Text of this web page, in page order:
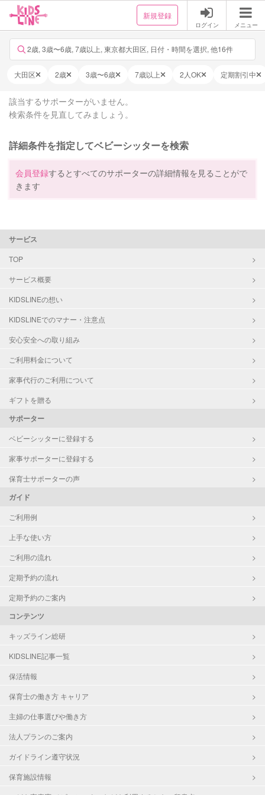
新規登録
ログイン メニュー
2歳, 3歳〜6歳, 7歳以上, 東京都大田区, 日付・時間を選択, 他16件
大田区 2歳 3歳〜6歳 7歳以上 2人OK 定期割引中
該当するサポーターがいません。
検索条件を見直してみましょう。
詳細条件を指定してベビーシッターを検索
会員登録するとすべてのサポーターの詳細情報を見ることがで
きます
サービス
TOP
サービス概要
KIDSLINEの想い
KIDSLINEでのマナー・注意点
安心安全への取り組み
ご利用料金について
家事代行のご利用について
ギフトを贈る
サポーター
ベビーシッターに登録する
家事サポーターに登録する
保育士サポーターの声
ガイド
ご利用例
上手な使い方
ご利用の流れ
定期予約の流れ
定期予約のご案内
コンテンツ
キッズライン総研
KIDSLINE記事一覧
保活情報
保育士の働き方 キャリア
主婦の仕事選びや働き方
法人プランのご案内
ガイドライン遵守状況
保育施設情報